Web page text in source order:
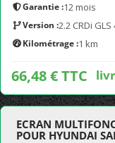
Garantie :12 mois
Version :2.2 CRDi
Kilométrage :1 km
66,48 € TTC
ECRAN
POUR HYUNDAI